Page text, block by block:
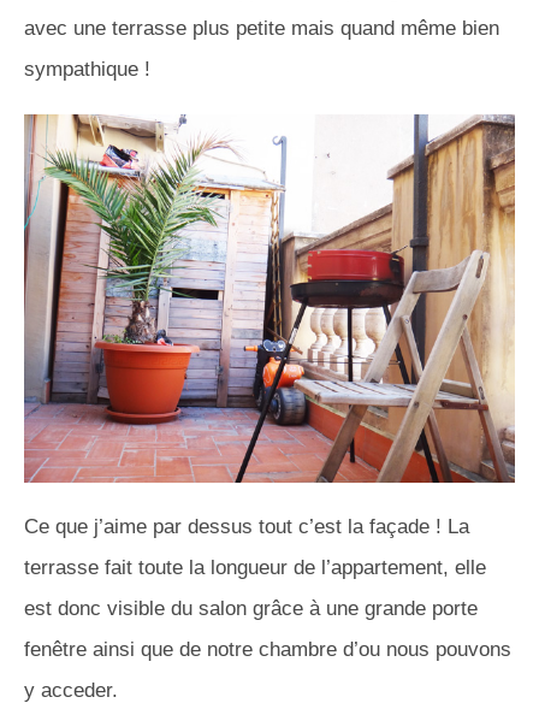
avec une terrasse plus petite mais quand même bien
sympathique !
Ce que j’aime par dessus tout c’est la façade ! La
terrasse fait toute la longueur de l’appartement, elle
est donc visible du salon grâce à une grande porte
fenêtre ainsi que de notre chambre d’ou nous pouvons
y acceder.